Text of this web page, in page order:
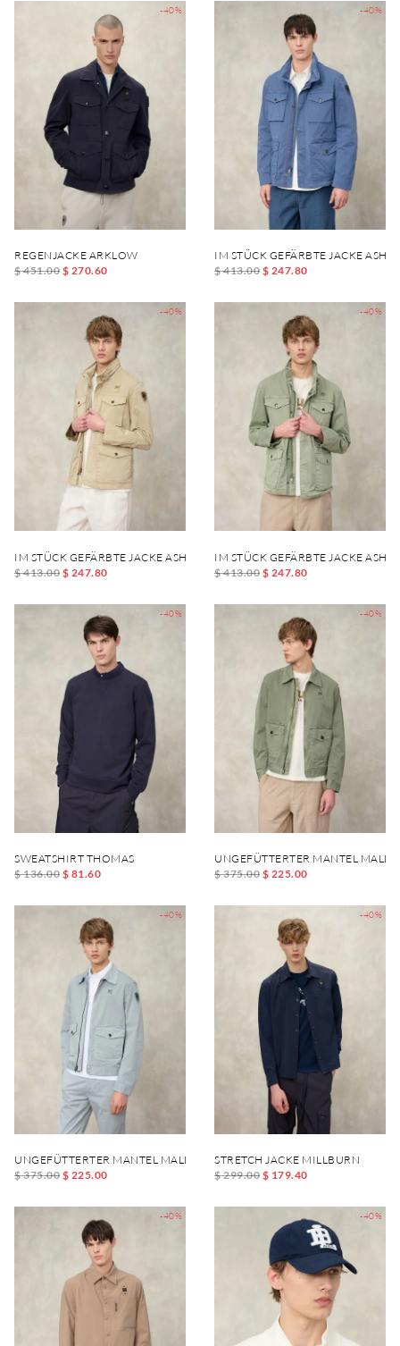
-40%
REGENJACKE ARKLOW
$ 451.00 $ 270.60
-40%
IM STÜCK GEFÄRBTE JACKE
$ 413.00 $ 247.80
-40%
IM STÜCK GEFÄRBTE JACKE ASHMONT DYED
$ 413.00 $ 247.80
-40%
IM STÜCK GEFÄRBTE JACKE
$ 413.00 $ 247.80
-40%
SWEATSHIRT THOMAS
$ 136.00 $ 81.60
-40%
UNGEFÜTTERTER MANTEL
$ 375.00 $ 225.00
-40%
UNGEFÜTTERTER MANTEL MALLON DYED
$ 375.00 $ 225.00
-40%
STRETCH JACKE MILLBURN
$ 299.00 $ 179.40
-40% -40%